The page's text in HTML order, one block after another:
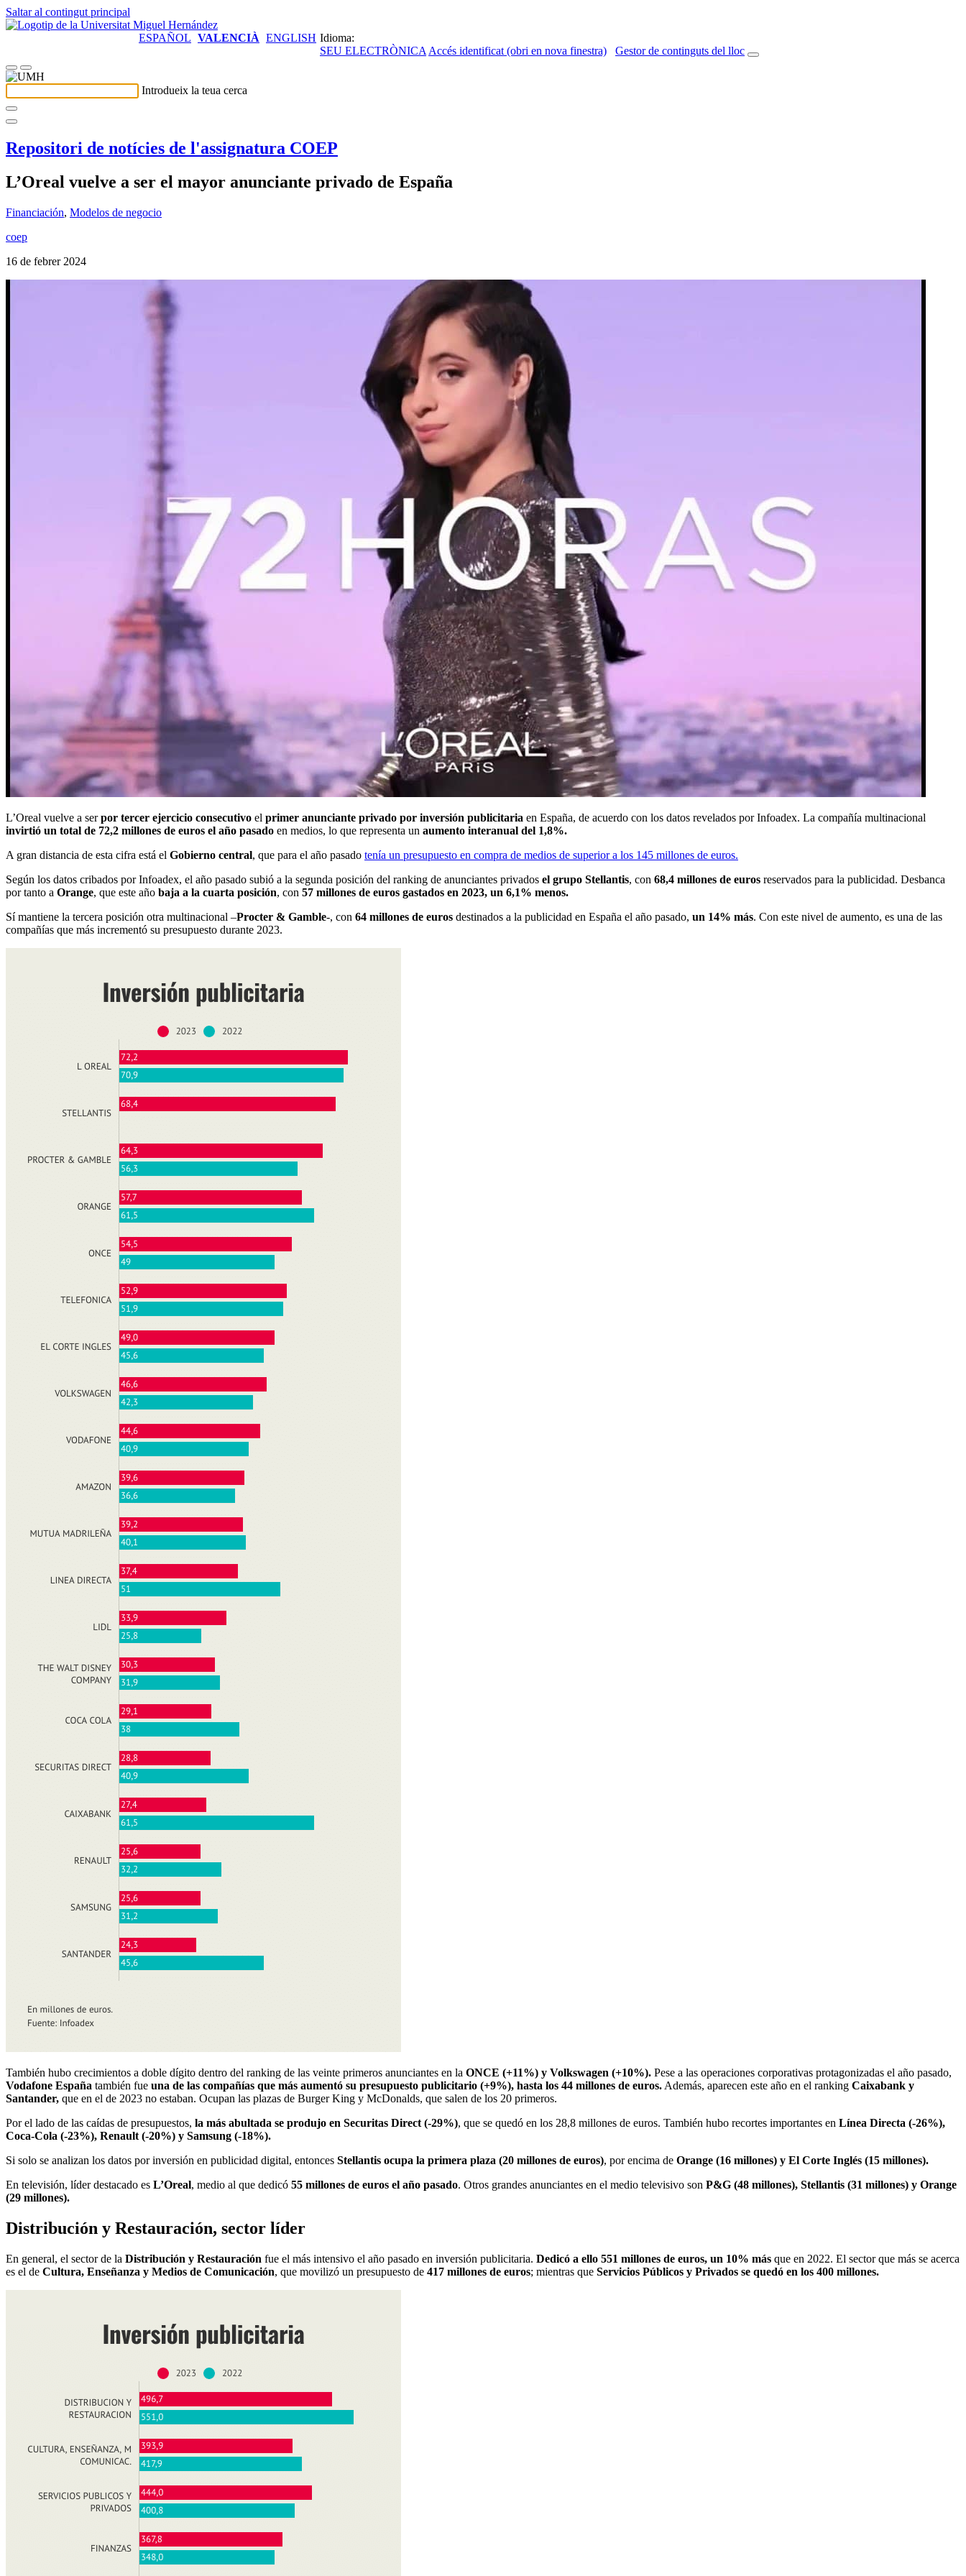
Saltar al contingut principal
Idioma:
ESPAÑOL VALENCIÀ ENGLISH
SEU ELECTRÒNICA Accés identificat (obri en nova finestra) Gestor de continguts del lloc
Introdueix la teua cerca
Repositori de notícies de l'assignatura COEP
L’Oreal vuelve a ser el mayor anunciante privado de España
Financiación, Modelos de negocio
coep
16 de febrer 2024
L’Oreal vuelve a serpor tercer ejercicio consecutivo el primer anunciante privado por inversión publicitaria en España, de acuerdo con los datos revelados por Infoadex. La compañía multinacional
invirtió un total de 72,2 millones de euros el año pasado en medios, lo que representa un aumento interanual del 1,8%.
A gran distancia de esta cifra está el Gobierno central, que para el año pasado tenía un presupuesto en compra de medios de superior a los 145 millones de euros.
Según los datos cribados por Infoadex, el año pasado subió a la segunda posición del ranking de anunciantes privados el grupo Stellantis, con 68,4 millones de euros reservados para la publicidad. Desbanca
por tanto a Orange, que este año baja a la cuarta posición, con 57 millones de euros gastados en 2023, un 6,1% menos.
Sí mantiene la tercera posición otra multinacional –Procter & Gamble-, con 64 millones de euros destinados a la publicidad en España el año pasado, un 14% más. Con este nivel de aumento, es una de las
compañías que más incrementó su presupuesto durante 2023.
También hubo crecimientos a doble dígito dentro del ranking de las veinte primeros anunciantes en la ONCE (+11%) y Volkswagen (+10%). Pese a las operaciones corporativas protagonizadas el año pasado,
Vodafone España también fue una de las compañías que más aumentó su presupuesto publicitario (+9%), hasta los 44 millones de euros. Además, aparecen este año en el ranking Caixabank y
Santander, que en el de 2023 no estaban. Ocupan las plazas de Burger King y McDonalds, que salen de los 20 primeros.
Por el lado de las caídas de presupuestos, la más abultada se produjo en Securitas Direct (-29%), que se quedó en los 28,8 millones de euros. También hubo recortes importantes en Línea Directa (-26%),
Coca-Cola (-23%), Renault (-20%) y Samsung (-18%).
Si solo se analizan los datos por inversión en publicidad digital, entonces Stellantis ocupa la primera plaza (20 millones de euros), por encima de Orange (16 millones) y El Corte Inglés (15 millones).
En televisión, líder destacado es L’Oreal, medio al que dedicó 55 millones de euros el año pasado. Otros grandes anunciantes en el medio televisivo son P&G (48 millones), Stellantis (31 millones) y Orange
(29 millones).
Distribución y Restauración, sector líder
En general, el sector de la Distribución y Restauración fue el más intensivo el año pasado en inversión publicitaria. Dedicó a ello 551 millones de euros, un 10% más que en 2022. El sector que más se acerca
es el de Cultura, Enseñanza y Medios de Comunicación, que movilizó un presupuesto de 417 millones de euros; mientras que Servicios Públicos y Privados se quedó en los 400 millones.